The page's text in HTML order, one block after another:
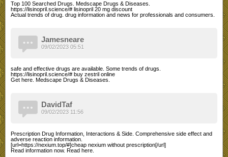
Top 100 Searched Drugs. Medscape Drugs & Diseases.
https://lisinopril.science/# lisinopril 20 mg discount
Actual trends of drug. drug information and news for professionals and consumers.
Jamesneare
safe and effective drugs are available. Some trends of drugs.
https://lisinopril.science/# buy zestril online
Get here. Medscape Drugs & Diseases.
09/02/2023 05:51
DavidTaf
Prescription Drug Information, Interactions & Side. Comprehensive side effect and
adverse reaction information.
[url=https://nexium.top/#]cheap nexium without prescription[/url]
Read information now. Read here.
09/02/2023 11:56